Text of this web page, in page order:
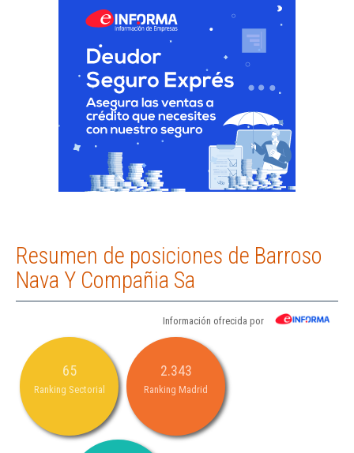
Resumen de posiciones de Barroso
Nava Y Compañia Sa
Información ofrecida por
65
Ranking Sectorial
2.343
Ranking Madrid